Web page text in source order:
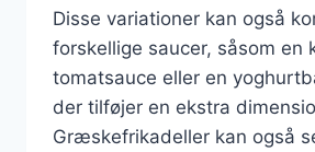
Disse variationer kan også
forskellige saucer, såsom en
tomatsauce eller en
der tilføjer en ekstra
Græskefrikadeller kan også